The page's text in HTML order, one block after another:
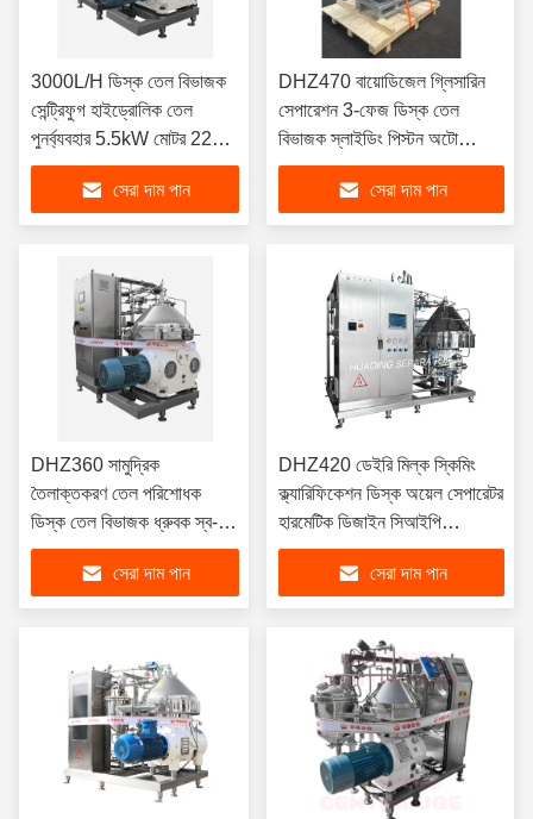
3000L/H ডিস্ক তেল বিভাজক
সেন্ট্রিফুগ হাইড্রোলিক তেল
পুনর্ব্যবহার 5.5kW মোটর 220V
পোর্টেবল কর্মশালা ট্রলি ডিজাইন
সেরা দাম পান
DHZ470 বায়োডিজেল গ্লিসারিন
সেপারেশন 3-ফেজ ডিস্ক তেল
বিভাজক স্লাইডিং পিস্টন অটো
ডিসচার্জ 37KW মোটর
সেরা দাম পান
DHZ360 সামুদ্রিক
তৈলাক্তকরণ তেল পরিশোধক
ডিস্ক তেল বিভাজক ধ্রুবক স্ব-
পরিষ্কার আইএমও সম্মতি 15KW
সেরা দাম পান
DHZ420 ডেইরি মিল্ক স্কিমিং
ক্ল্যারিফিকেশন ডিস্ক অয়েল সেপারেটর
হারমেটিক ডিজাইন সিআইপি
সামঞ্জস্যপূর্ণ 22KW ফুড গ্রেড
সেরা দাম পান